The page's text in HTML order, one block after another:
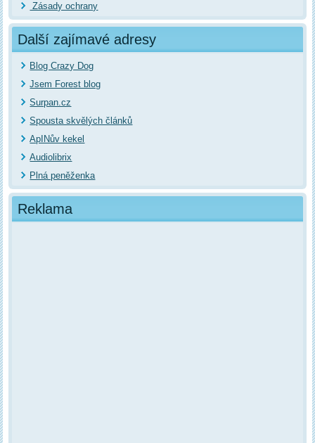
Zásady ochrany
Další zajímavé adresy
Blog Crazy Dog
Jsem Forest blog
Surpan.cz
Spousta skvělých článků
ApINův kekel
Audiolibrix
Plná peněženka
Reklama